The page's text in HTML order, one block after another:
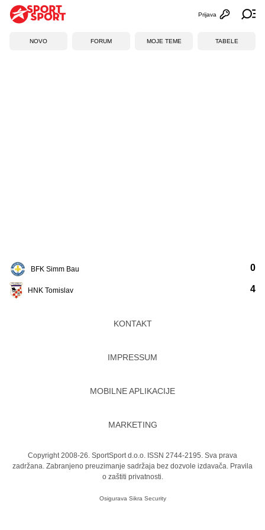
Otvori
Prijava
NOVO FORUM MOJE TEME TABELE
BFK Simm Bau
HNK Tomislav
0
4
KONTAKT
IMPRESSUM
MOBILNE APLIKACIJE
MARKETING
Copyright 2008-26. SportSport d.o.o. ISSN 2744-2195. Sva prava
zadržana. Zabranjeno preuzimanje sadržaja bez dozvole izdavača. Pravila
o zaštiti privatnosti.
Osigurava Sikra Security